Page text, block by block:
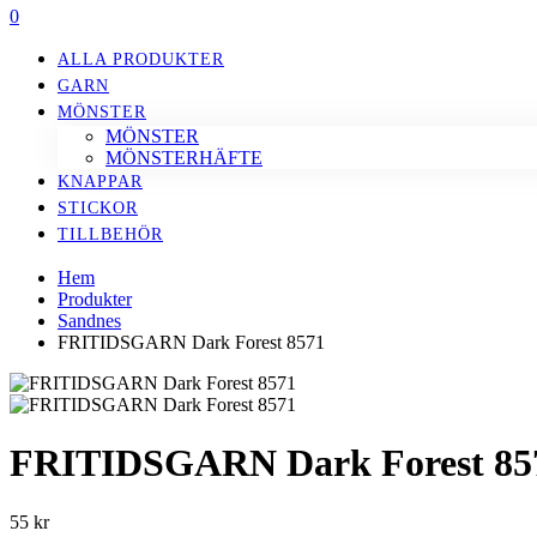
0
ALLA PRODUKTER
GARN
MÖNSTER
MÖNSTER
MÖNSTERHÄFTE
KNAPPAR
STICKOR
TILLBEHÖR
Hem
Produkter
Sandnes
FRITIDSGARN Dark Forest 8571
FRITIDSGARN Dark Forest
55 kr